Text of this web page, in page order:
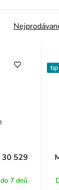
30 529
7 dnů
tip